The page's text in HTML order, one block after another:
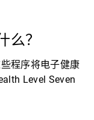
么？
程序将电子健康
Level Seven